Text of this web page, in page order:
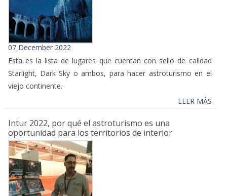
07 December 2022
Esta es la lista de lugares que cuentan con sello de calidad
Starlight, Dark Sky o ambos, para hacer astroturismo en el
viejo continente.
LEER MÁS
Intur 2022, por qué el astroturismo es una
oportunidad para los territorios de interior